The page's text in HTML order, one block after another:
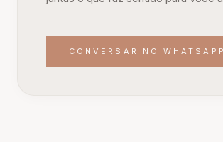
CONVERSAR NO WHATSAPP